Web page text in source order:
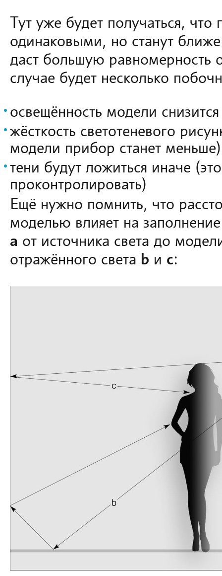
Тут уже будет получаться, что
одинаковыми, но станут
даст большую равномерность
случае будет несколько
освещённость модели
жёсткость светотеневого
модели прибор станет меньше)
тени будут ложиться иначе
проконтролировать)
Ещё нужно помнить, что
моделью влияет на
a от источника света до
отражённого света b и c: